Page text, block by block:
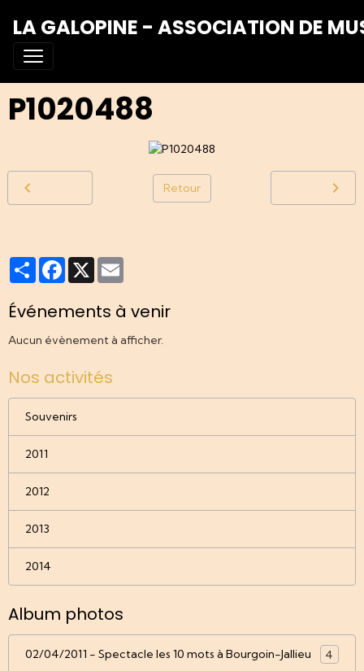
LA GALOPINE - ASSOCIATION DE
P1020488
Retour
PartagerFacebook
X
Événements à venir
Aucun évènement à afficher.
Nos activités
Souvenirs
2011
2012
2013
2014
Album photos
02/04/2011 - Spectacle les 10 mots à Bourgoin-Jallieu 4